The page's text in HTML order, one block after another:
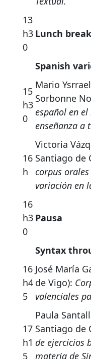
13
h3
0
Lunch break
Spanish
15
h3
0
Mario
Sorbonne
español en
enseñanza a
16
h
Victoria
Santiago de
corpus
variación en
16
h3
0
Pausa
Syntax
16
h4
5
José María
de Vigo):
valenciales
17
h1
5
Paula
Santiago de
de ejercicios
materia de